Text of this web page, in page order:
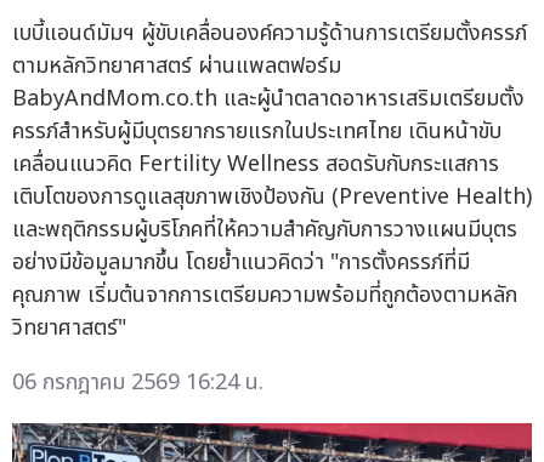
เบบี้แอนด์มัมฯ ผู้ขับเคลื่อนองค์ความรู้ด้านการเตรียมตั้งครรภ์
ตามหลักวิทยาศาสตร์ ผ่านแพลตฟอร์ม
BabyAndMom.co.th และผู้นำตลาดอาหารเสริมเตรียมตั้ง
ครรภ์สำหรับผู้มีบุตรยากรายแรกในประเทศไทย เดินหน้าขับ
เคลื่อนแนวคิด Fertility Wellness สอดรับกับกระแสการ
เติบโตของการดูแลสุขภาพเชิงป้องกัน (Preventive Health)
และพฤติกรรมผู้บริโภคที่ให้ความสำคัญกับการวางแผนมีบุตร
อย่างมีข้อมูลมากขึ้น โดยย้ำแนวคิดว่า "การตั้งครรภ์ที่มี
คุณภาพ เริ่มต้นจากการเตรียมความพร้อมที่ถูกต้องตามหลัก
วิทยาศาสตร์"
06 กรกฎาคม 2569 16:24 น.